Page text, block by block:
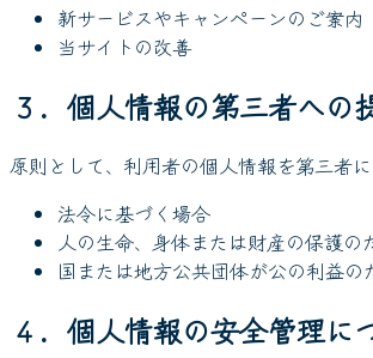
新サービスやキャンペーンのご案内
当サイトの改善
３．個人情報の第三者への
原則として、利用者の個人情報を第三者
法令に基づく場合
人の生命、身体または財産の保護の
国または地方公共団体が公の利益
４．個人情報の安全管理に